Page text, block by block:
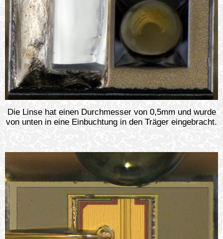
Die Linse hat einen Durchmesser von 0,5mm und wurde
von unten in eine Einbuchtung in den Träger eingebracht.